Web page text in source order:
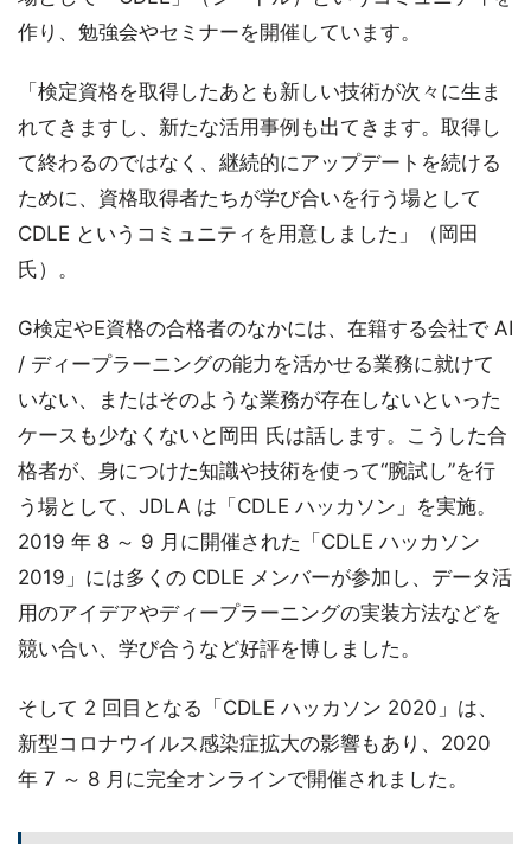
作り、勉強会やセミナーを開催しています。
「検定資格を取得したあとも新しい技術が次々に生ま
れてきますし、新たな活用事例も出てきます。取得し
て終わるのではなく、継続的にアップデートを続ける
ために、資格取得者たちが学び合いを行う場として
CDLE というコミュニティを用意しました」（岡田
氏）。
G検定やE資格の合格者のなかには、在籍する会社で AI
/ ディープラーニングの能力を活かせる業務に就けて
いない、またはそのような業務が存在しないといった
ケースも少なくないと岡田 氏は話します。こうした合
格者が、身につけた知識や技術を使って“腕試し”を行
う場として、JDLA は「CDLE ハッカソン」を実施。
2019 年 8 ～ 9 月に開催された「CDLE ハッカソン
2019」には多くの CDLE メンバーが参加し、データ活
用のアイデアやディープラーニングの実装方法などを
競い合い、学び合うなど好評を博しました。
そして 2 回目となる「CDLE ハッカソン 2020」は、
新型コロナウイルス感染症拡大の影響もあり、2020
年 7 ～ 8 月に完全オンラインで開催されました。